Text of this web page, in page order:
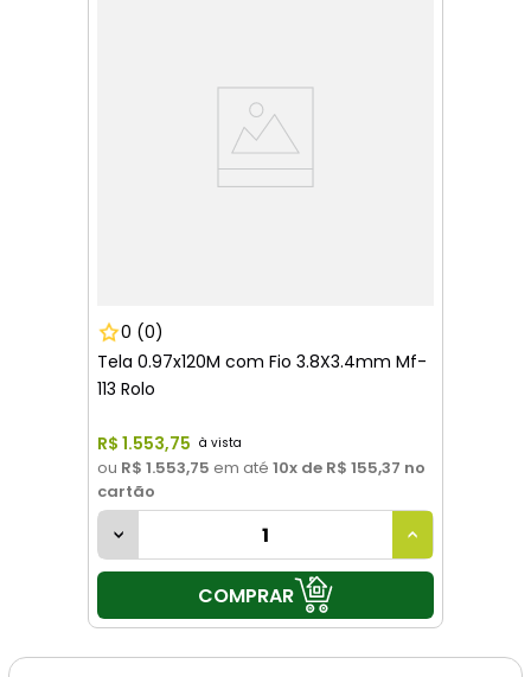
0 (0)
Tela 0.97x120M com Fio 3.8X3.4mm Mf-
113 Rolo
R$ 1.553,75
ou R$ 1.553,75 em até 10x de R$ 155,37 no
cartão
COMPRAR